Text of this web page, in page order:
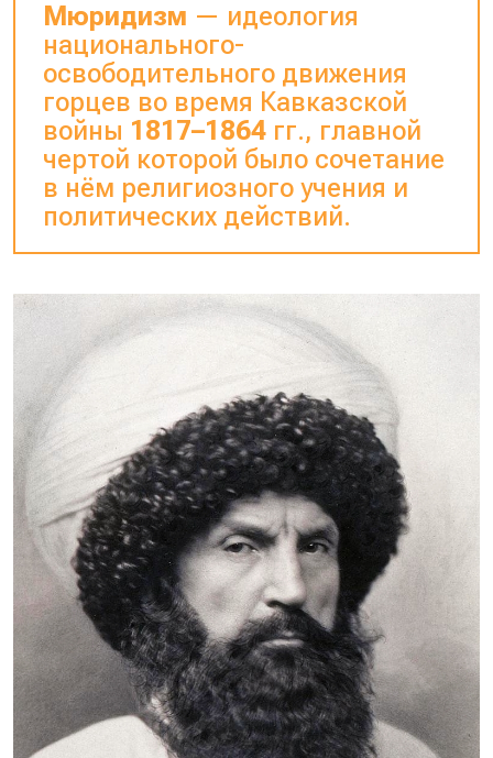
Мюридизм — идеология
национального-
освободительного движения
горцев во время Кавказской
войны 1817–1864гг., главной
чертой которой было сочетание
в нём религиозного учения и
политических действий.